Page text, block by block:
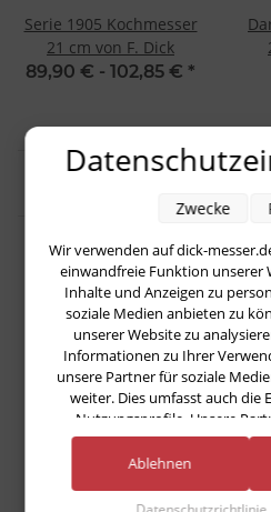
Serie 1905 Kochmesser
21 cm von F. Dick
89,90 € - 102,85 € *
F. DICK
cm mit
Wir verwenden auf dick-
einwandfreie Funktion unserer
Inhalte und Anzeigen zu
soziale Medien anbieten zu
unserer Website zu
Informationen zu Ihrer
unsere Partner für soziale
weiter. Dies umfasst auch die
Nutzungsprofile. Unsere
Products) führen diese
weiteren Daten zusammen, die
im Rahmen Ihrer Nutzung der
Zwecke
Ablehnen